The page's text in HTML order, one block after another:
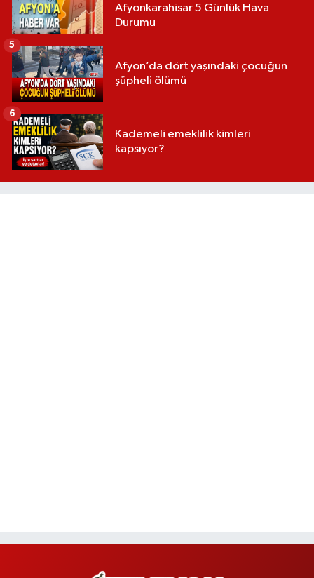
Afyonkarahisar 5 Günlük Hava
Durumu
Afyon’da dört yaşındaki çocuğun
şüpheli ölümü
5
Kademeli emeklilik kimleri
kapsıyor?
6